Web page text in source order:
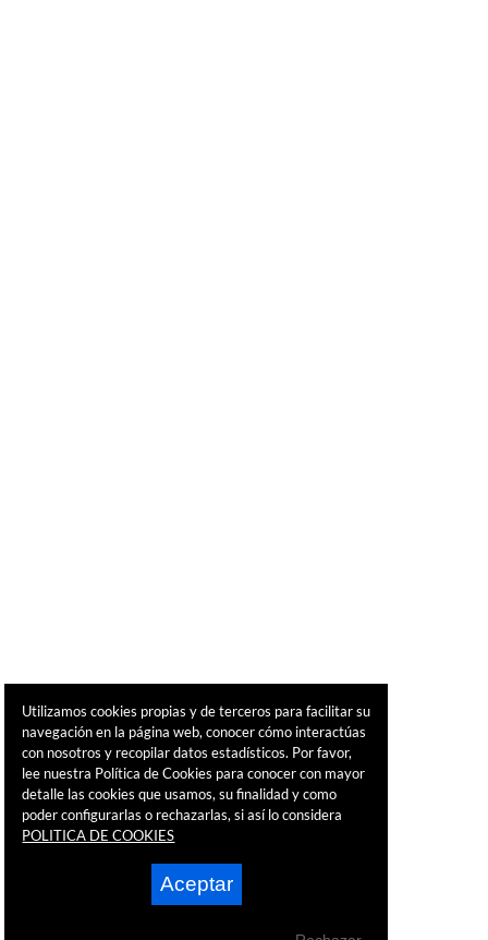
Utilizamos cookies propias y de terceros para facilitar su
navegación en la página web, conocer cómo interactúas
con nosotros y recopilar datos estadísticos. Por favor,
lee nuestra Política de Cookies para conocer con mayor
detalle las cookies que usamos, su finalidad y como
poder configurarlas o rechazarlas, si así lo considera
POLITICA DE COOKIES
Aceptar